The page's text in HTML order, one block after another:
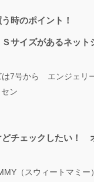
時のポイント！
サイズがあるネット
は7号から エンジェリ
ン
どチェックしたい！
（スウィートマミー）